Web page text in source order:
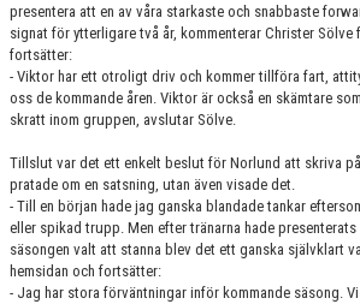
presentera att en av våra starkaste och snabbaste
signat för ytterligare två år, kommenterar Christer
fortsätter:
- Viktor har ett otroligt driv och kommer tillföra fart,
oss de kommande åren. Viktor är också en skämtare
skratt inom gruppen, avslutar Sölve.
Tillslut var det ett enkelt beslut för Norlund att skriva
pratade om en satsning, utan även visade det.
- Till en början hade jag ganska blandade tankar
eller spikad trupp. Men efter tränarna hade
säsongen valt att stanna blev det ett ganska självklart
hemsidan och fortsätter:
- Jag har stora förväntningar inför kommande säsong.